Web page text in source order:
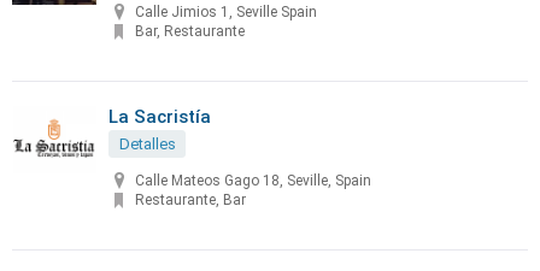
Calle Jimios 1, Seville Spain
Bar, Restaurante
La Sacristía
Detalles
Calle Mateos Gago 18, Seville, Spain
Restaurante, Bar